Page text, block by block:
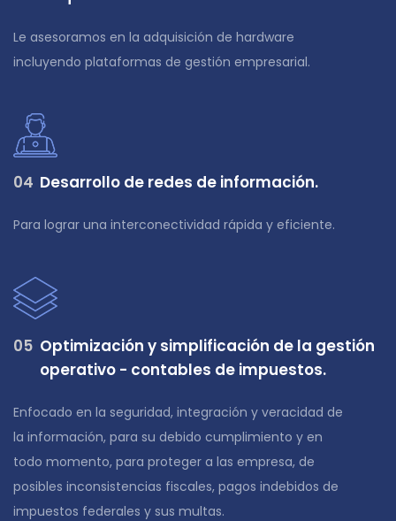
Le asesoramos en la adquisición de hardware
incluyendo plataformas de gestión empresarial.
Desarrollo de redes de información.
04
Para lograr una interconectividad rápida y eficiente.
Optimización y simplificación de la gestión
operativo - contables de impuestos.
05
Enfocado en la seguridad, integración y veracidad de
la información, para su debido cumplimiento y en
todo momento, para proteger a las empresa, de
posibles inconsistencias fiscales, pagos indebidos de
impuestos federales y sus multas.